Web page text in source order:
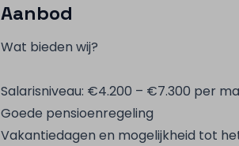
Aanbod
Wat
Salarisniveau: €4.200 – €7.300 per
Goede pensioenregeling
Vakantiedagen en mogelijkheid tot